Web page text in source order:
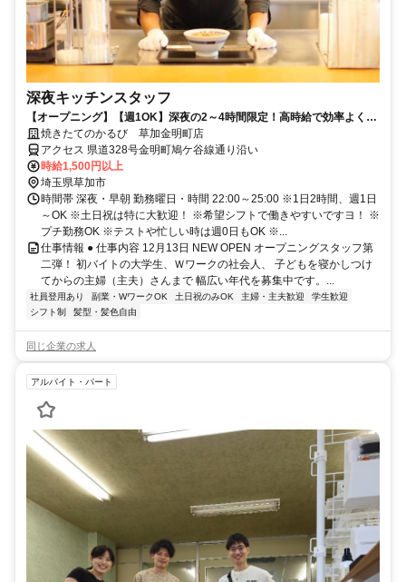
深夜キッチンスタッフ
【オープニング】【週1OK】深夜の2～4時間限定！高時給で効率よく稼
げます！
焼きたてのかるび 草加金明町店
アクセス 県道328号金明町鳩ケ谷線通り沿い
時給1,500円以上
埼玉県草加市
時間帯 深夜・早朝 勤務曜日・時間 22:00～25:00 ※1日2時間、週1日
～OK ※土日祝は特に大歓迎！ ※希望シフトで働きやすいですヨ！ ※
プチ勤務OK ※テストや忙しい時は週0日もOK ※...
仕事情報 ● 仕事内容 12月13日 NEW OPEN オープニングスタッフ第
二弾！ 初バイトの大学生、Ｗワークの社会人、 子どもを寝かしつけ
てからの主婦（主夫）さんまで 幅広い年代を募集中です。...
社員登用あり 副業・WワークOK 土日祝のみOK 主婦・主夫歓迎
学生歓迎
シフト制
髪型・髪色自由
同じ企業の求人
アルバイト・パート